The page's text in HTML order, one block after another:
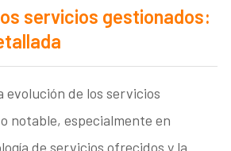
servicios gestionados:
evolución de los servicios
notable, especialmente en
de servicios ofrecidos y la